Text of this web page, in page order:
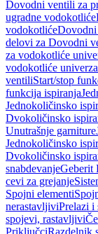
Dovodni ventili za
ugradne vodokotliće
vodokotlićeDovodni
delovi za Dovodni
za vodokotliće
vodokotliće
ventiliStart/stop
funkcija ispiranja
Jednokoličinsko
Dvokoličinsko
Unutrašnje garniture
Jednokoličinsko
Dvokoličinsko
snabdevanjeGeberit
cevi za grejanje
Spojni elementi
nerastavljiviPrelazi i
spojevi, rastavljivi
PriključciRazdelnik